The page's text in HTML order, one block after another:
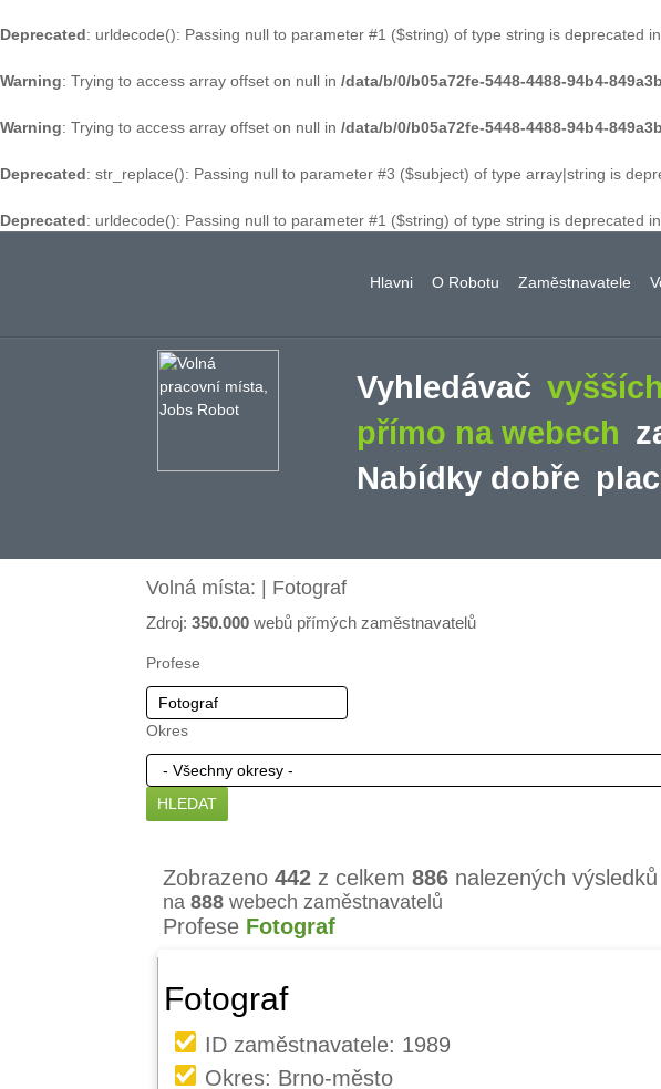
Deprecated: urldecode(): Passing null to parameter #1 ($string) of type string is deprecated in
Warning: Trying to access array offset on null in /data/b/0/b05a72fe-5448-4488-94b4-
Warning: Trying to access array offset on null in /data/b/0/b05a72fe-5448-4488-94b4-
Deprecated: str_replace(): Passing null to parameter #3 ($subject) of type array|string is
Deprecated: urldecode(): Passing null to parameter #1 ($string) of type string is deprecated in
Hlavni O Robotu Zaměstnavatele
Vyhledávač
přímo na webech
Nabídky dobře
Volná místa: | Fotograf
Zdroj: 350.000 webů přímých zaměstnavatelů
Profese
Okres
Zobrazeno 442 z celkem 886 nalezených výsledků
na 888 webech zaměstnavatelů
Profese Fotograf
Fotograf
ID zaměstnavatele: 1989
Okres: Brno-město